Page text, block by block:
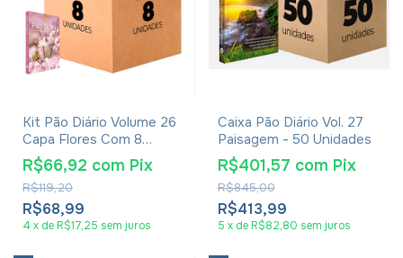
Kit Pão Diário Volume 26
Capa Flores Com 8
Unidades
R$68,99
R$119,20
R$66,92 com Pix
4 x de R$17,25 sem juros
Caixa Pão Diário Vol. 27
Paisagem - 50 Unidades
R$413,99
R$845,00
R$401,57 com Pix
5 x de R$82,80 sem juros